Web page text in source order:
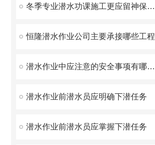
冬季专业潜水功课施工更应留神保险问题
恒隆潜水作业公司主要承接哪些工程
潜水作业中应注意的安全事项有哪些？
潜水作业前潜水员应明确下潜任务
潜水作业前潜水员应掌握下潜任务